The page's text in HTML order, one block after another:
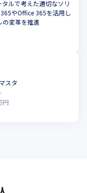
ルで考えた適切なソリ
やOffice 365を活用し
の変革を推進
スタ
円